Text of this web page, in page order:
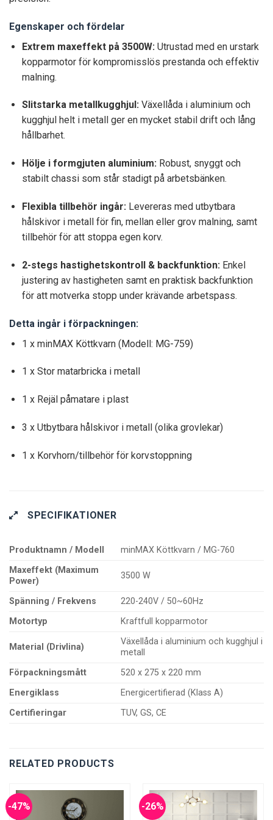
Egenskaper och fördelar
Extrem maxeffekt på 3500W: Utrustad med en urstark
kopparmotor för kompromisslös prestanda och effektiv
malning.
Slitstarka metallkugghjul:Växellåda i aluminium och
kugghjul helt i metall ger en mycket stabil drift och lång
hållbarhet.
Hölje i formgjuten aluminium:Robust, snyggt och
stabilt chassi som står stadigt på arbetsbänken.
Flexibla tillbehör ingår:Levereras med utbytbara
hålskivor i metall för fin, mellan eller grov malning, samt
tillbehör för att stoppa egen korv.
2-stegs hastighetskontroll & backfunktion:Enkel
justering av hastigheten samt en praktisk backfunktion
för att motverka stopp under krävande arbetspass.
Detta ingår i förpackningen:
1 x minMAX Köttkvarn (Modell: MG-759)
1 x Stor matarbricka i metall
1 x Rejäl påmatare i plast
3 x Utbytbara hålskivor i metall (olika grovlekar)
1 x Korvhorn/tillbehör för korvstoppning
SPECIFIKATIONER
Produktnamn / Modell
minMAX Köttkvarn / MG-760
Maxeffekt (Maximum
Power)
3500 W
Spänning / Frekvens
220-240V / 50~60Hz
Motortyp
Kraftfull kopparmotor
Material (Drivlina)
Växellåda i aluminium och kugghjul i
metall
Förpackningsmått
520 x 275 x 220 mm
Energiklass
Energicertifierad (Klass A)
Certifieringar
TUV, GS, CE
RELATED PRODUCTS
-47% -26%